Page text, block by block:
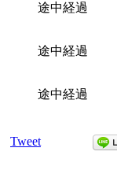
途中経過
途中経過
途中経過
Tweet